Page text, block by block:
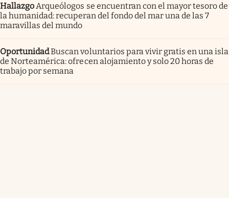
Hallazgo Arqueólogos se encuentran con el mayor tesoro de
la humanidad: recuperan del fondo del mar una de las 7
maravillas del mundo
OportunidadBuscan voluntarios para vivir gratis en una isla
de Norteamérica: ofrecen alojamiento y solo 20 horas de
trabajo por semana